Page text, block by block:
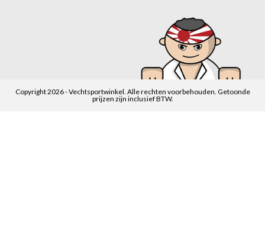
Copyright 2026 - Vechtsportwinkel. Alle rechten voorbehouden. Getoonde
prijzen zijn inclusief BTW.